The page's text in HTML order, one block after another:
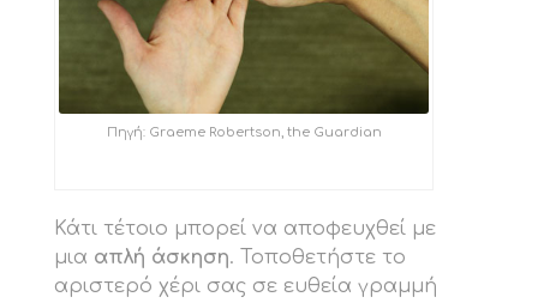
Πηγή: Graeme Robertson, the Guardian
Κάτι τέτοιο μπορεί να αποφευχθεί με
μια απλή άσκηση. Τοποθετήστε το
αριστερό χέρι σας σε ευθεία γραμμή